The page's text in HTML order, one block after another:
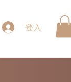
登入